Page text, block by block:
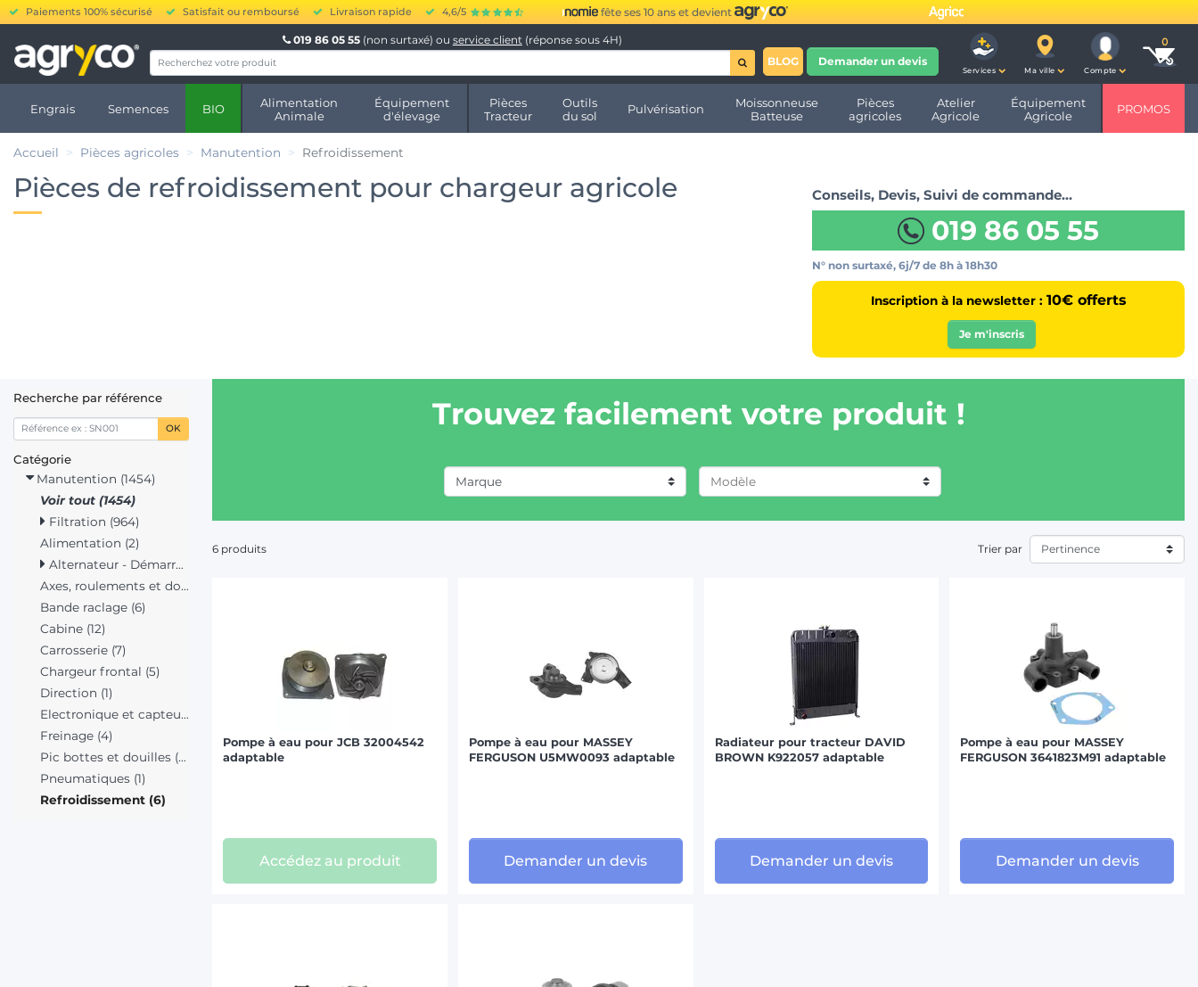
Paiements 100% sécurisé Satisfait ou remboursé Livraison rapide 4,6/5 fête ses 10 ans et devient
019 86 05 55 (non surtaxé) ou service client (réponse sous 4H)
BLOG
Demander un devis
Services Ma ville Compte
Engrais Semences BIO
Alimentation
Animale
Équipement
d'élevage
Pièces
Tracteur
Outils
du sol
Pulvérisation
Moissonneuse
Batteuse
Pièces
agricoles
Atelier
Agricole
Équipement
Agricole
PROMOS
Accueil Pièces agricoles Manutention Refroidissement
Pièces de refroidissement pour chargeur agricole Conseils, Devis, Suivi de commande…
019 86 05 55
N° non surtaxé, 6j/7 de 8h à 18h30
Inscription à la newsletter : 10€ offerts
Je m'inscris
Recherche par référence
OK
Catégorie
Manutention (1454)
Voir tout (1454)
Filtration (964)
Alimentation (2)
Alternateur - Démarreur (134)
Axes, roulements et douilles (8)
Bande raclage (6)
Cabine (12)
Carrosserie (7)
Chargeur frontal (5)
Direction (1)
Electronique et capteurs (3)
Freinage (4)
Pic bottes et douilles (167)
Pneumatiques (1)
Refroidissement (6)
Trouvez facilement votre produit !
Marque
MANITOU (1)
MASSEY FERGUSON (2)
6 produits Trier par
Pompe à eau pour JCB 32004542
adaptable
Accédez au produit
Pompe à eau pour MASSEY
FERGUSON U5MW0093 adaptable
Demander un devis
Radiateur pour tracteur DAVID
BROWN K922057 adaptable
Demander un devis
Pompe à eau pour MASSEY
FERGUSON 3641823M91 adaptable
Demander un devis